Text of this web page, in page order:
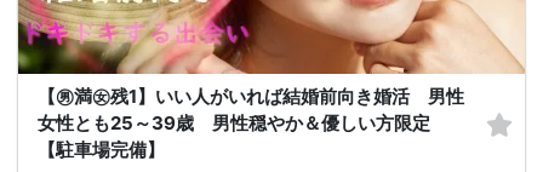
【㊚満㊛残1】いい人がいれば結婚前向き婚活 男性
女性とも25～39歳 男性穏やか＆優しい方限定
【駐車場完備】